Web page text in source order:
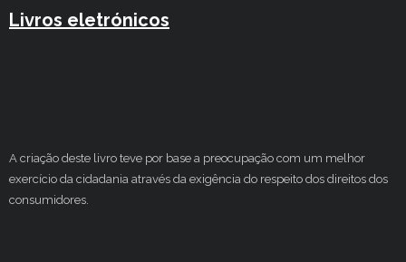
Livros eletrónicos
A criação deste livro teve por base a preocupação com um melhor
exercício da cidadania através da exigência do respeito dos direitos dos
consumidores.